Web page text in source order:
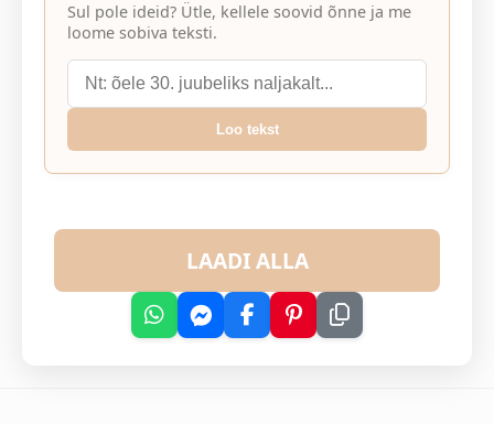
Sul pole ideid? Ütle, kellele soovid õnne ja me
loome sobiva teksti.
Loo tekst
LAADI ALLA